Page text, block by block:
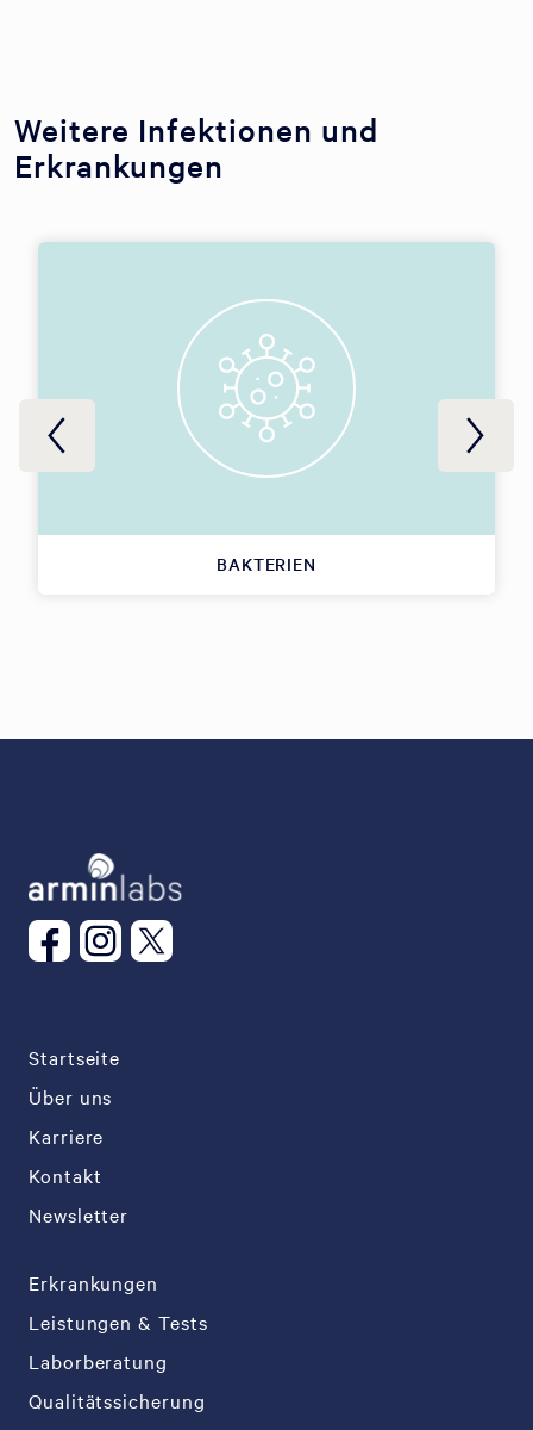
Weitere Infektionen und
Erkrankungen
BAKTERIEN
Startseite
Über uns
Karriere
Kontakt
Newsletter
Erkrankungen
Leistungen & Tests
Laborberatung
Qualitätssicherung